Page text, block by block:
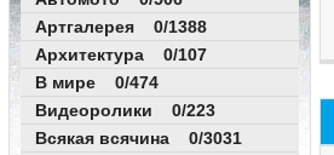
Артгалерея 0/1388
Архитектура 0/107
В мире 0/474
Видеоролики 0/223
Всякая всячина 0/3031